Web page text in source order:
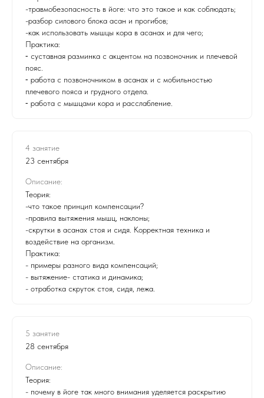
-травмобезопасность в йоге: что это такое и как соблюдать;
-разбор силового блока асан и прогибов;
-как использовать мышцы кора в асанах и для чего;
Практика:
⁃ суставная разминка с акцентом на позвоночник и плечевой
пояс.
⁃ работа с позвоночником в асанах и с мобильностью
плечевого пояса и грудного отдела.
⁃ работа с мышцами кора и расслабление.
4 занятие
23 сентября
Описание:
Теория:
-что такое принцип компенсации?
-правила вытяжения мышц, наклоны;
-скрутки в асанах стоя и сидя. Корректная техника и
воздействие на организм.
Практика:
- примеры разного вида компенсаций;
- вытяжение- статика и динамика;
- отработка скруток стоя, сидя, лежа.
5 занятие
28 сентября
Описание:
Теория:
- почему в йоге так много внимания уделяется раскрытию